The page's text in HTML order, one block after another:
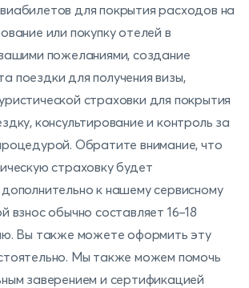
для покрытия расходов на
или покупку отелей в
пожеланиями, создание
поездки для получения визы,
страховки для покрытия
консультирование и контроль за
Обратите внимание, что
страховку будет
к нашему сервисному
взнос обычно составляет 16–18
Вы также можете оформить эту
Мы также можем помочь
заверением и сертификацией